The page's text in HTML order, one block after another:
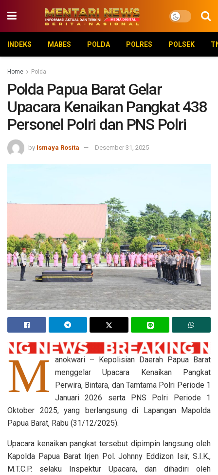
INDEKS MABES POLDA POLRES POLSEK
Home Polda
Polda Papua Barat Gelar
Upacara Kenaikan Pangkat 438
Personel Polri dan PNS Polri
by Ismaya Rosita Desember 31, 2025
M
anokwari – Kepolisian Daerah Papua Barat
menggelar Upacara Kenaikan Pangkat
Perwira, Bintara, dan Tamtama Polri Periode 1
Januari 2026 serta PNS Polri Periode 1
Oktober 2025, yang berlangsung di Lapangan Mapolda
Papua Barat, Rabu (31/12/2025).
Upacara kenaikan pangkat tersebut dipimpin langsung oleh
Kapolda Papua Barat Irjen Pol. Johnny Eddizon Isir, S.I.K.,
M.T.C.P. selaku Inspektur Upacara, dan dihadiri oleh